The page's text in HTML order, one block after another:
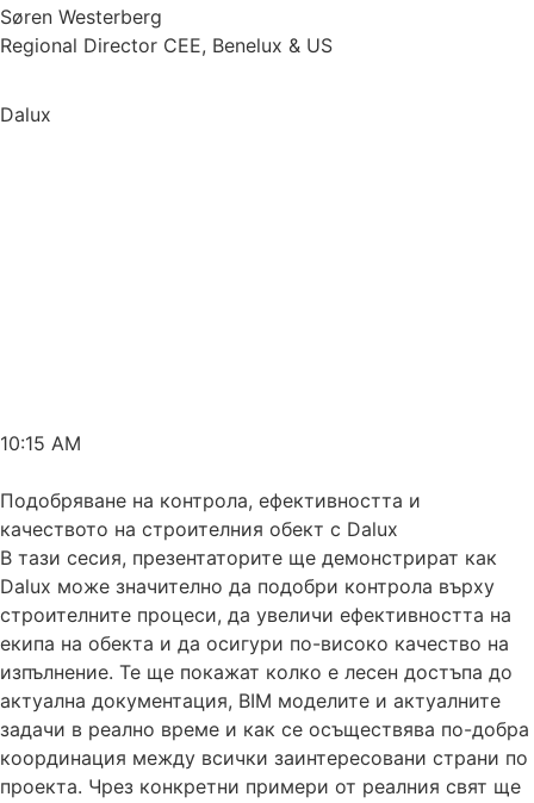
Søren Westerberg
Regional Director CEE, Benelux & US
Dalux
10:15 AM
Подобряване на контрола, ефективността и
качеството на строителния обект с Dalux
В тази сесия, презентаторите ще демонстрират как
Dalux може значително да подобри контрола върху
строителните процеси, да увеличи ефективността на
екипа на обекта и да осигури по-високо качество на
изпълнение. Те ще покажат колко е лесен достъпа до
актуална документация, BIM моделите и актуалните
задачи в реално време и как се осъществява по-добра
координация между всички заинтересовани страни по
проекта. Чрез конкретни примери от реалния свят ще